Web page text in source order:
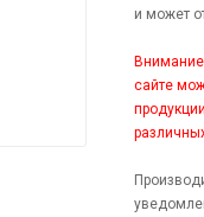
и может
сайте